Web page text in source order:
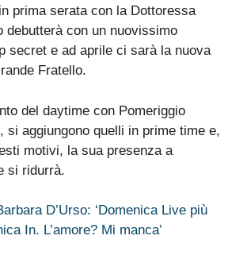
prima serata con la Dottoressa
debutterà con un nuovissimo
secret e ad aprile ci sarà la nuova
Fratello.
del daytime con Pomeriggio
si aggiungono quelli in prime time e,
motivi, la sua presenza a
si ridurrà.
D’Urso: ‘Domenica Live più
In. L’amore? Mi manca’